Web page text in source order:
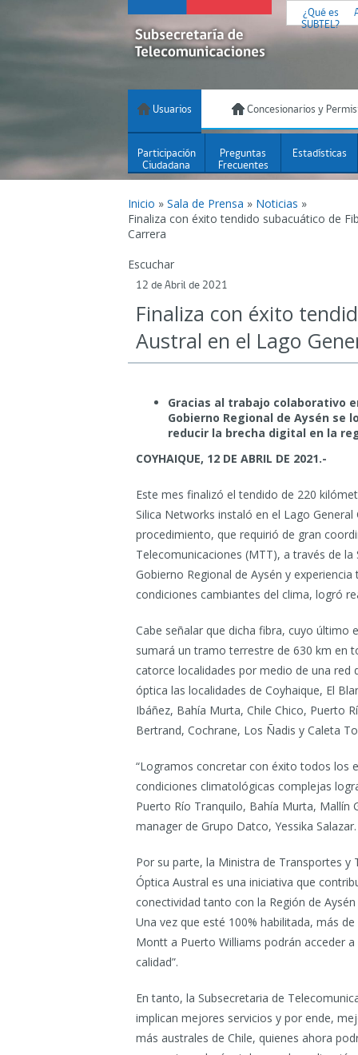
¿Qué es
SUBTEL?
Usuarios Concesionarios y
Participación
Ciudadana
Preguntas
Frecuentes
Estadísticas
Inicio » Sala de Prensa » Noticias »
Finaliza con éxito tendido subacuático de
Carrera
Escuchar
12 de Abril de 2021
Finaliza con éxito
Austral en el Lago
Gracias al trabajo colaborativo
Gobierno Regional de Aysén
reducir la brecha digital en la
COYHAIQUE, 12 DE ABRIL DE 2021.-
Este mes finalizó el tendido de 220
Silica Networks instaló en el Lago
procedimiento, que requirió de gran
Telecomunicaciones (MTT), a través de
Gobierno Regional de Aysén y
condiciones cambiantes del clima, logró
Cabe señalar que dicha fibra, cuyo último
sumará un tramo terrestre de 630 km en
catorce localidades por medio de una
óptica las localidades de Coyhaique, El
Ibáñez, Bahía Murta, Chile Chico, Puerto
Bertrand, Cochrane, Los Ñadis y Caleta
“Logramos concretar con éxito todos los
condiciones climatológicas complejas
Puerto Río Tranquilo, Bahía Murta, Mallín
manager de Grupo Datco, Yessika Salazar.
Por su parte, la Ministra de Transportes y
Óptica Austral es una iniciativa que
conectividad tanto con la Región de
Una vez que esté 100% habilitada, más
Montt a Puerto Williams podrán acceder
calidad”.
En tanto, la Subsecretaria de
implican mejores servicios y por ende,
más australes de Chile, quienes ahora